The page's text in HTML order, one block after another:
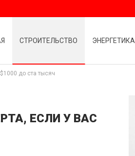
СТРОИТЕЛЬСТВО ЭНЕРГЕТИКА
до ста тысяч
ЕСЛИ У ВАС